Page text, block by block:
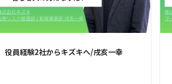
役員経験2社からキズキへ/戌亥一幸